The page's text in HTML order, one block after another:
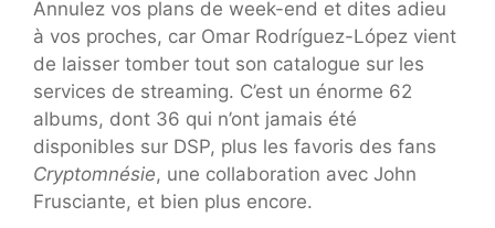
Annulez vos plans de week-end et dites adieu
à vos proches, car Omar Rodríguez-López vient
de laisser tomber tout son catalogue sur les
services de streaming. C’est un énorme 62
albums, dont 36 qui n’ont jamais été
disponibles sur DSP, plus les favoris des fans
Cryptomnésie, une collaboration avec John
Frusciante, et bien plus encore.